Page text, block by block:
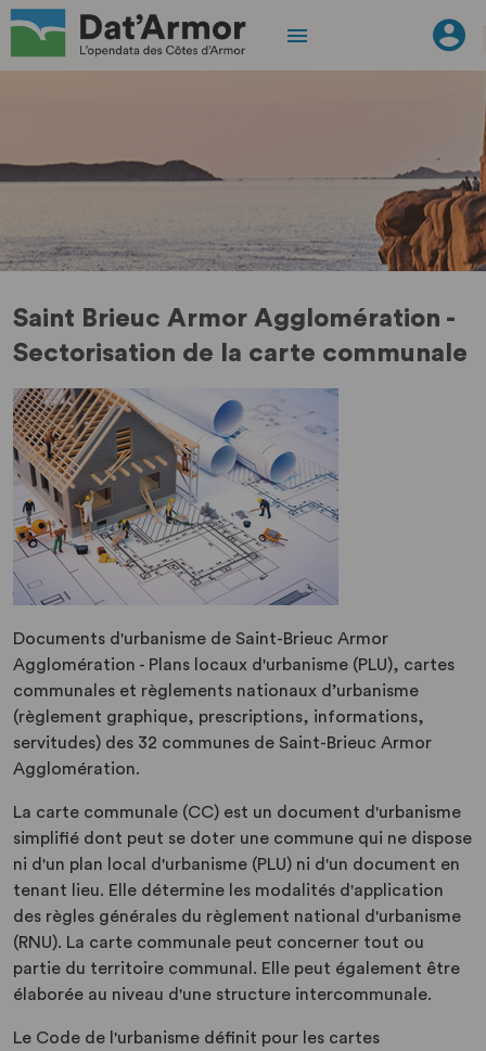
Saint Brieuc Armor Agglomération -
Sectorisation de la carte communale
Documents d'urbanisme de Saint-Brieuc Armor
Agglomération - Plans locaux d'urbanisme (PLU), cartes
communales et règlements nationaux d’urbanisme
(règlement graphique, prescriptions, informations,
servitudes) des 32 communes de Saint-Brieuc Armor
Agglomération.
La carte communale (CC) est un document d'urbanisme
simplifié dont peut se doter une commune qui ne dispose
ni d'un plan local d'urbanisme (PLU) ni d'un document en
tenant lieu. Elle détermine les modalités d'application
des règles générales du règlement national d'urbanisme
(RNU). La carte communale peut concerner tout ou
partie du territoire communal. Elle peut également être
élaborée au niveau d'une structure intercommunale.
Le Code de l'urbanisme définit pour les cartes